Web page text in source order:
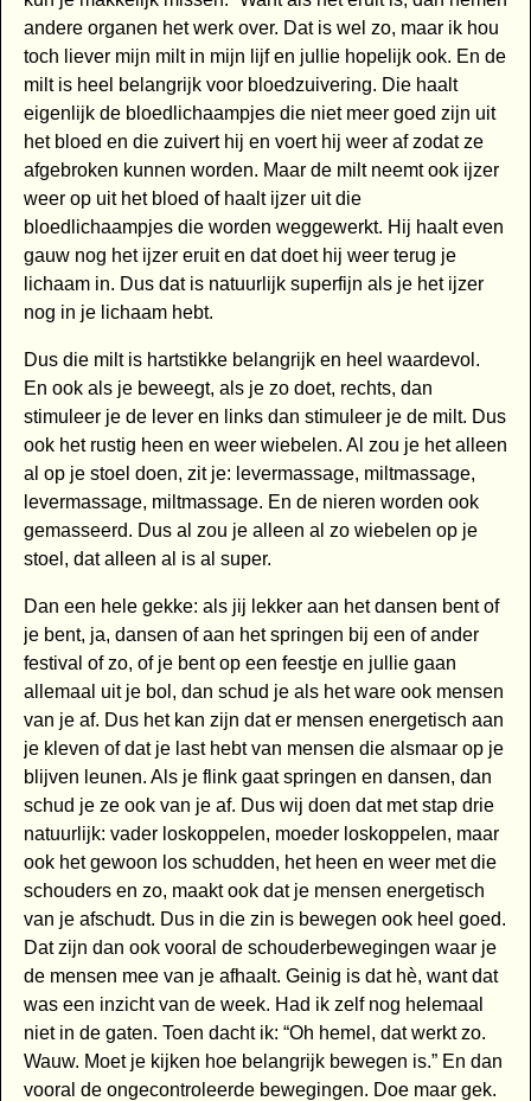
andere organen het werk over. Dat is wel zo, maar ik hou
toch liever mijn milt in mijn lijf en jullie hopelijk ook. En de
milt is heel belangrijk voor bloedzuivering. Die haalt
eigenlijk de bloedlichaampjes die niet meer goed zijn uit
het bloed en die zuivert hij en voert hij weer af zodat ze
afgebroken kunnen worden. Maar de milt neemt ook ijzer
weer op uit het bloed of haalt ijzer uit die
bloedlichaampjes die worden weggewerkt. Hij haalt even
gauw nog het ijzer eruit en dat doet hij weer terug je
lichaam in. Dus dat is natuurlijk superfijn als je het ijzer
nog in je lichaam hebt.
Dus die milt is hartstikke belangrijk en heel waardevol.
En ook als je beweegt, als je zo doet, rechts, dan
stimuleer je de lever en links dan stimuleer je de milt. Dus
ook het rustig heen en weer wiebelen. Al zou je het alleen
al op je stoel doen, zit je: levermassage, miltmassage,
levermassage, miltmassage. En de nieren worden ook
gemasseerd. Dus al zou je alleen al zo wiebelen op je
stoel, dat alleen al is al super.
Dan een hele gekke: als jij lekker aan het dansen bent of
je bent, ja, dansen of aan het springen bij een of ander
festival of zo, of je bent op een feestje en jullie gaan
allemaal uit je bol, dan schud je als het ware ook mensen
van je af. Dus het kan zijn dat er mensen energetisch aan
je kleven of dat je last hebt van mensen die alsmaar op je
blijven leunen. Als je flink gaat springen en dansen, dan
schud je ze ook van je af. Dus wij doen dat met stap drie
natuurlijk: vader loskoppelen, moeder loskoppelen, maar
ook het gewoon los schudden, het heen en weer met die
schouders en zo, maakt ook dat je mensen energetisch
van je afschudt. Dus in die zin is bewegen ook heel goed.
Dat zijn dan ook vooral de schouderbewegingen waar je
de mensen mee van je afhaalt. Geinig is dat hè, want dat
was een inzicht van de week. Had ik zelf nog helemaal
niet in de gaten. Toen dacht ik: “Oh hemel, dat werkt zo.
Wauw. Moet je kijken hoe belangrijk bewegen is.” En dan
vooral de ongecontroleerde bewegingen. Doe maar gek.